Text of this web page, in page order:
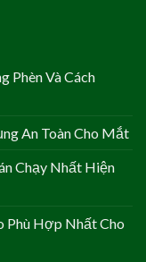
Phèn Và Cách
An Toàn Cho Mắt
Chạy Nhất Hiện
Phù Hợp Nhất Cho